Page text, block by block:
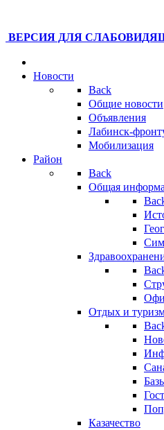
ВЕРСИЯ ДЛЯ
Новости
Back
Общие новости
Объявления
Лабинск-
Мобилизация
Район
Back
Общая
Отдых и
Казачество